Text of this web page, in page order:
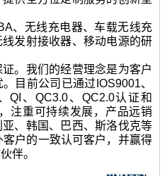
、无线充电器、车载无线充
发射接收器、移动电源的研
。我们的经营理念是为客户
目前公司已通过IOS9001、
QI、QC3.0、QC2.0认证和
注重可持续发展，产品远销
、韩国、巴西、斯洛伐克等
户的一致认可客户，并赢得
伴。